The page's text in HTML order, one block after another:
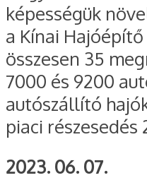
képességük
a Kínai
összesen 35
7000 és 9200
autószállító
piaci részesedés
2023. 06. 07.